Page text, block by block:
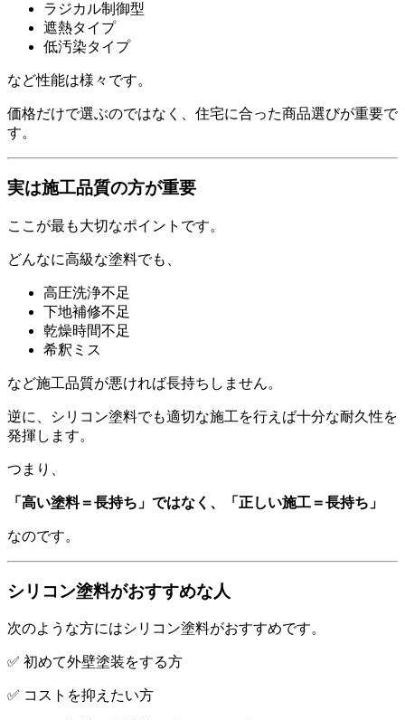
ラジカル制御型
遮熱タイプ
低汚染タイプ
など性能は様々です。
価格だけで選ぶのではなく、住宅に合った商品選びが重要で
す。
実は施工品質の方が重要
ここが最も大切なポイントです。
どんなに高級な塗料でも、
高圧洗浄不足
下地補修不足
乾燥時間不足
希釈ミス
など施工品質が悪ければ長持ちしません。
逆に、シリコン塗料でも適切な施工を行えば十分な耐久性を
発揮します。
つまり、
「高い塗料＝長持ち」ではなく、「正しい施工＝長持ち」
なのです。
シリコン塗料がおすすめな人
次のような方にはシリコン塗料がおすすめです。
✅ 初めて外壁塗装をする方
✅ コストを抑えたい方